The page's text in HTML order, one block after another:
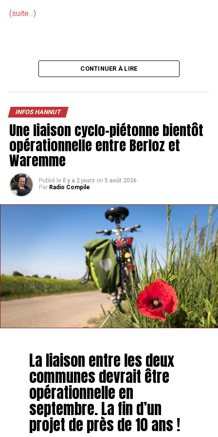
L’imprimerie Daxhelet d’Avin intègre le réseau Imprim
Group
(suite…)
CONTINUER À LIRE
INFOS HANNUT
Une liaison cyclo-piétonne bientôt
opérationnelle entre Berloz et
Waremme
Publié le Il y a 2 jours on 5 août 2026
Par Radio Compile
La liaison entre les deux
communes devrait être
opérationnelle en
septembre. La fin d’un
projet de près de 10 ans !